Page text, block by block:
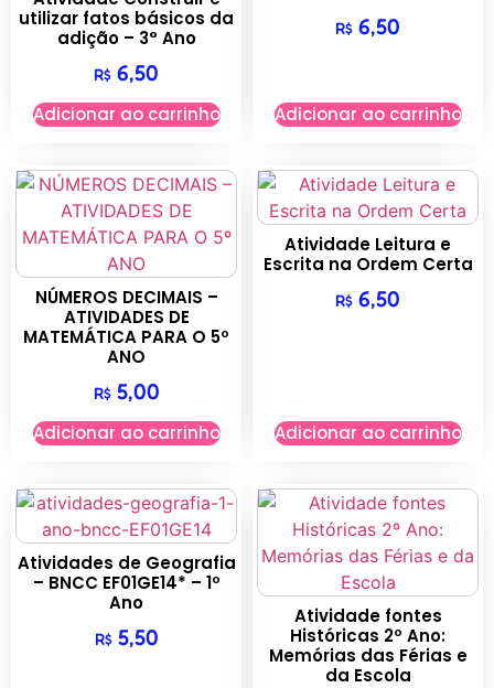
utilizar fatos básicos da
adição – 3° Ano
R$ 6,50
Adicionar ao carrinho
R$ 6,50
Adicionar ao carrinho
NÚMEROS DECIMAIS –
ATIVIDADES DE
MATEMÁTICA PARA O 5º
ANO
R$5,00
Adicionar ao carrinho
Atividade Leitura e
Escrita na Ordem Certa
R$ 6,50
Adicionar ao carrinho
Atividades de Geografia
– BNCC EF01GE14* – 1º
Ano
R$5,50
Atividade fontes
Históricas 2º Ano:
Memórias das Férias e
da Escola